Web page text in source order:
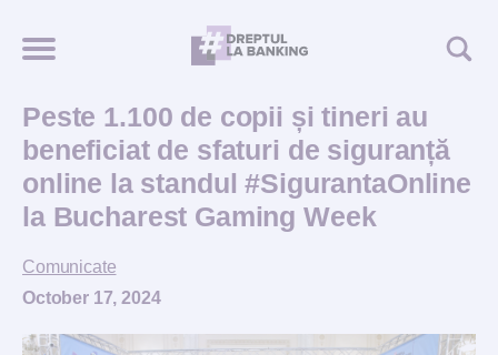
Peste 1.100 de copii și tineri au
beneficiat de sfaturi de siguranță
online la standul #SigurantaOnline
la Bucharest Gaming Week
Comunicate
October 17, 2024